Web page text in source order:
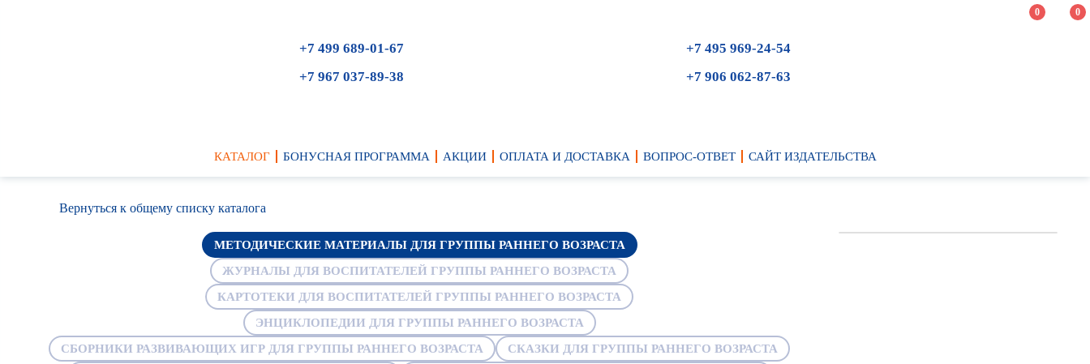
0 0
+7 499 689-01-67
+7 967 037-89-38
+7 495 969-24-54
+7 906 062-87-63
КАТАЛОГ БОНУСНАЯ ПРОГРАММА АКЦИИ ОПЛАТА И ДОСТАВКА ВОПРОС-ОТВЕТ САЙТ ИЗДАТЕЛЬСТВА
Вернуться к общему списку каталога
МЕТОДИЧЕСКИЕ МАТЕРИАЛЫ ДЛЯ ГРУППЫ РАННЕГО ВОЗРАСТА
ЖУРНАЛЫ ДЛЯ ВОСПИТАТЕЛЕЙ ГРУППЫ РАННЕГО ВОЗРАСТА
КАРТОТЕКИ ДЛЯ ВОСПИТАТЕЛЕЙ ГРУППЫ РАННЕГО ВОЗРАСТА
ЭНЦИКЛОПЕДИИ ДЛЯ ГРУППЫ РАННЕГО ВОЗРАСТА
СБОРНИКИ РАЗВИВАЮЩИХ ИГР ДЛЯ ГРУППЫ РАННЕГО ВОЗРАСТА
СКАЗКИ ДЛЯ ГРУППЫ РАННЕГО ВОЗРАСТА